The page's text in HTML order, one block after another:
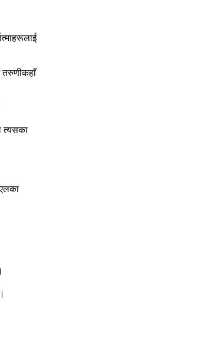
तरुणीकहाँ
त्‍यसका